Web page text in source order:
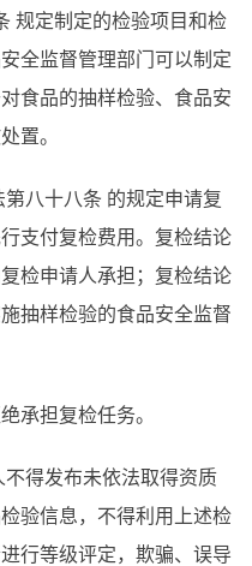
规定制定的检验项目和检
全监督管理部门可以制定
食品的抽样检验、食品安
置。
第八十八条 的规定申请复
支付复检费用。复检结论
检申请人承担；复检结论
抽样检验的食品安全监督
承担复检任务。
得发布未依法取得资质
验信息，不得利用上述检
行等级评定，欺骗、误导